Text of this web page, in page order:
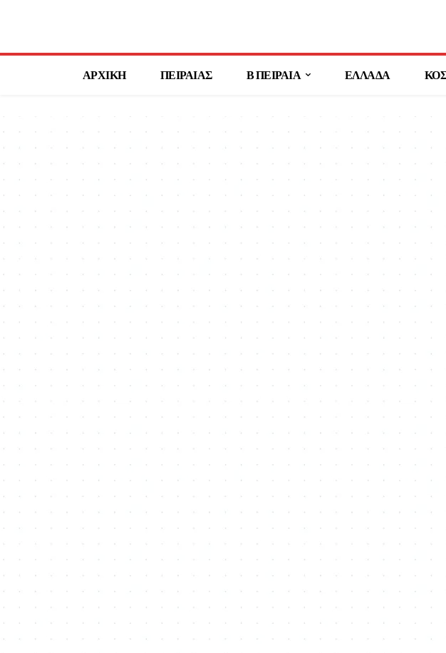
ΑΡΧΙΚΗ ΠΕΙΡΑΙΑΣ Β ΠΕΙΡΑΙΑ ΕΛΛΑΔΑ